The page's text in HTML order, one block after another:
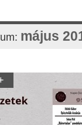
május